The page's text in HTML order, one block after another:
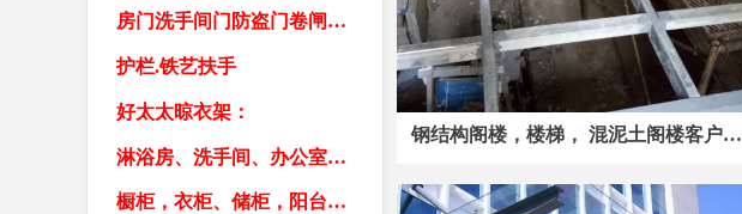
钢结构阁楼，楼梯， 混泥土阁楼客户成
房门洗手间门防盗门卷闸门车库门
护栏.铁艺扶手
好太太晾衣架：
淋浴房、洗手间、办公室隔断：
橱柜，衣柜、储柜，阳台柜，书柜